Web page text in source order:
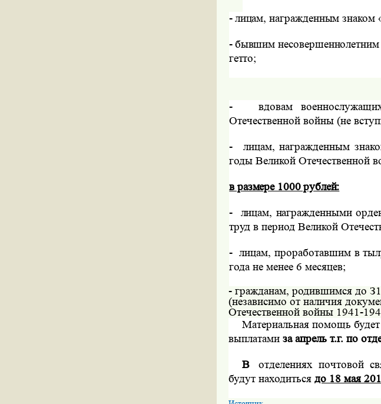
- лицам, награжденным знаком
- бывшим несовершеннолетним
гетто;
-
вдовам
Отечественной войны (не
-
лицам, награжденным
годы Великой Отечественной
в размере 1000 рублей:
-
лицам, награжденными
труд впериод Великой
- лицам, проработавшим в
года не менее 6 месяцев;
- гражданам, родившимся до
(независимо от наличия
Отечественной войны 1941-
Материальная помощь
выплатамиза апрель т.г. по
В отделениях почтовой
будут находиться до 18 мая